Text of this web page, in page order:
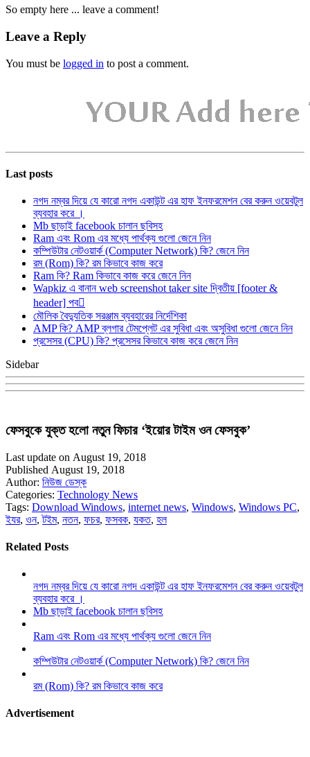
So empty here ... leave a comment!
Leave a Reply
You must be logged in to post a comment.
Last posts
নগদ নম্বর দিয়ে যে কারো নগদ একাউন্ট এর হাফ ইনফরমেশন বের করুন ওয়েবটুল
ব্যবহার করে ।
Mb ছাড়াই facebook চালান ছবিসহ
Ram এবং Rom এর মধ্যে পার্থক্য গুলো জেনে নিন
কম্পিউটার নেটওয়ার্ক (Computer Network) কি? জেনে নিন
রম (Rom) কি? রম কিভাবে কাজ করে
Ram কি? Ram কিভাবে কাজ করে জেনে নিন
Wapkiz এ বানান web screenshot taker site দ্বিতীয় [footer &
header] পব
মৌলিক বৈদ্যুতিক সরঞ্জাম ব্যবহারের নির্দেশিকা
AMP কি? AMP ব্লগার টেমপ্লেট এর সুবিধা এবং অসুবিধা গুলো জেনে নিন
প্রসেসর (CPU) কি? প্রসেসর কিভাবে কাজ করে জেনে নিন
Sidebar
ফেসবুকে যুক্ত হলো নতুন ফিচার ‘ইয়োর টাইম ওন ফেসবুক’
Last update on August 19, 2018
Published August 19, 2018
Author: নিউজ ডেস্ক
Categories: Technology News
Tags: Download Windows, internet news, Windows, Windows PC,
ইযর, ওন,টইম, নতন, ফচর, ফসবক, যকত, হল
Related Posts
নগদ নম্বর দিয়ে যে কারো নগদ একাউন্ট এর হাফ ইনফরমেশন বের করুন ওয়েবটুল
ব্যবহার করে ।
Mb ছাড়াই facebook চালান ছবিসহ
Ram এবং Rom এর মধ্যে পার্থক্য গুলো জেনে নিন
কম্পিউটার নেটওয়ার্ক (Computer Network) কি? জেনে নিন
রম (Rom) কি? রম কিভাবে কাজ করে
Advertisement